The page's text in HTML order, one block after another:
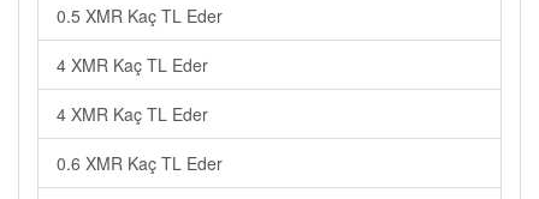
0.5 XMR Kaç TL Eder
4 XMR Kaç TL Eder
4 XMR Kaç TL Eder
0.6 XMR Kaç TL Eder